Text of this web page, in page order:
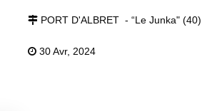
PORT D'ALBRET - “Le Junka" (40)
30 Avr, 2024